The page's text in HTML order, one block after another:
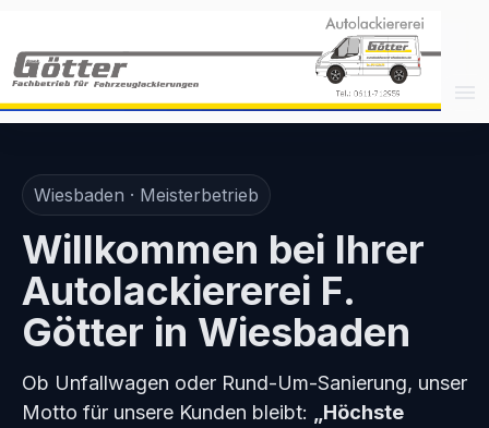
Wiesbaden · Meisterbetrieb
Willkommen bei Ihrer
Autolackiererei F.
Götter in Wiesbaden
Ob Unfallwagen oder Rund-Um-Sanierung, unser
Motto für unsere Kunden bleibt:
„Höchste